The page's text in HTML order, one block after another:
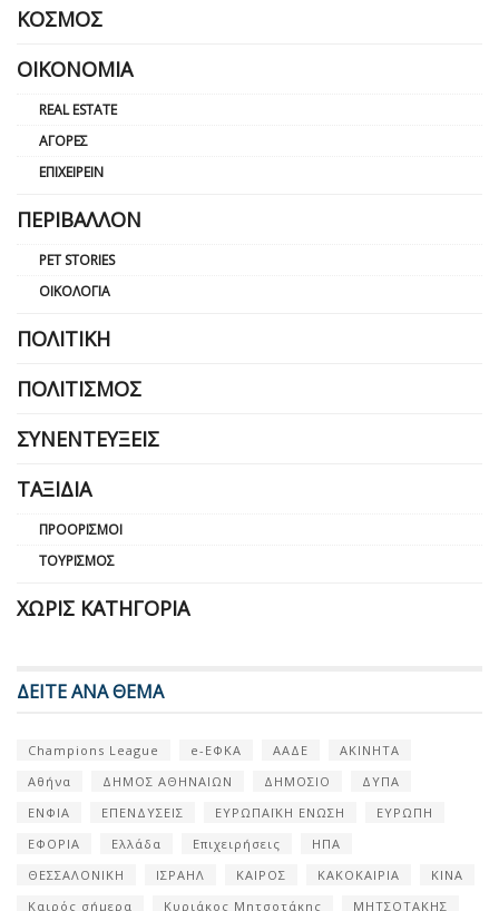
ΚΌΣΜΟΣ
ΟΙΚΟΝΟΜΊΑ
REAL ESTATE
ΑΓΟΡΈΣ
ΕΠΙΧΕΙΡΕΊΝ
ΠΕΡΙΒΆΛΛΟΝ
PET STORIES
ΟΙΚΟΛΟΓΊΑ
ΠΟΛΙΤΙΚΉ
ΠΟΛΙΤΙΣΜΌΣ
ΣΥΝΕΝΤΕΎΞΕΙΣ
ΤΑΞΊΔΙΑ
ΠΡΟΟΡΙΣΜΟΊ
ΤΟΥΡΙΣΜΌΣ
ΧΩΡΊΣ ΚΑΤΗΓΟΡΊΑ
ΔΕΙΤΕ ΑΝΑ ΘΕΜΑ
Champions League e-ΕΦΚΑ ΑΑΔΕ
ΑΚΙΝΗΤΑ
Αθήνα
ΔΗΜΟΣ ΑΘΗΝΑΙΩΝ ΔΗΜΟΣΙΟ
ΔΥΠΑ
ΕΝΦΙΑ
ΕΠΕΝΔΥΣΕΙΣ ΕΥΡΩΠΑΪΚΗ ΕΝΩΣΗ
ΕΥΡΩΠΗ
ΕΦΟΡΙΑ
Ελλάδα Επιχειρήσεις
ΗΠΑ
ΘΕΣΣΑΛΟΝΙΚΗ
ΙΣΡΑΗΛ ΚΑΙΡΟΣ ΚΑΚΟΚΑΙΡΙΑ
ΚΙΝΑ
Καιρός σήμερα
Κυριάκος Μητσοτάκης
ΜΗΤΣΟΤΑΚΗΣ